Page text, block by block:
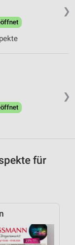
❯
❯
für
von